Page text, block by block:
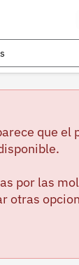
que el
por las
otras